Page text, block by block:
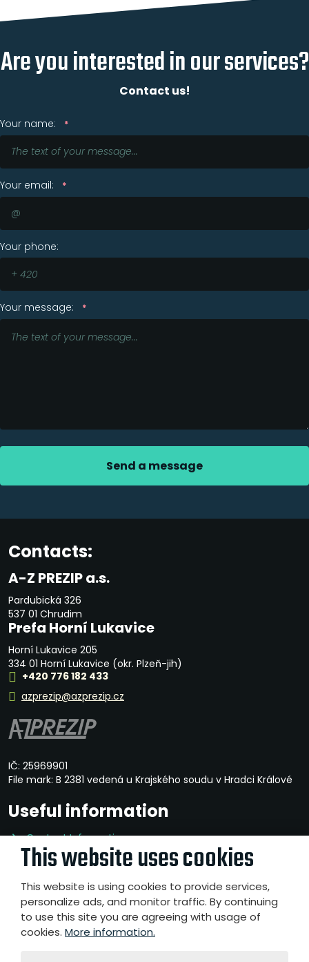
Are you interested in our services?
Contact us!
Your name: *
Your email: *
Your phone:
Your message: *
Send a message
form
could
sent
Contacts:
A-Z PREZIP a.s.
Pardubická 326
537 01 Chrudim
Prefa Horní Lukavice
Horní Lukavice 205
334 01 Horní Lukavice (okr. Plzeň-jih)
+420 776 182 433
azprezip@azprezip.cz
IČ: 25969901
File mark: B 2381 vedená u Krajského soudu v Hradci Králové
Useful information
Contact Information
Privacy Policy
© 2026, A-Z PREZIP a.s.
This website uses cookies
This website is using cookies to provide services,
personalize ads, and monitor traffic. By continuing
to use this site you are agreeing with usage of
cookies. More information.